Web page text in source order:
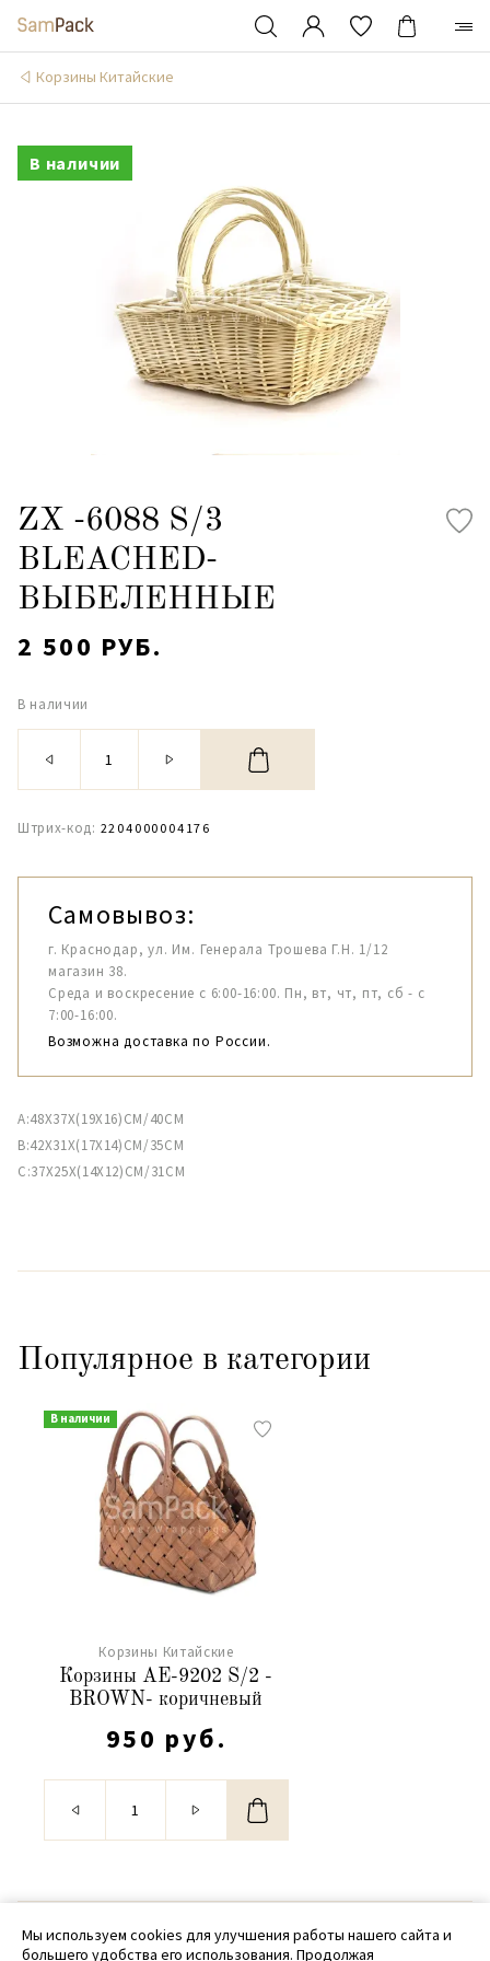
Корзины Китайские
В наличии
ZX -6088 S/3
BLEACHED-
ВЫБЕЛЕННЫЕ
2 500 РУБ.
В наличии
Штрих-код: 2204000004176
Самовывоз:
г. Краснодар, ул. Им. Генерала Трошева Г.Н. 1/12
магазин 38.
Среда и воскресение с 6:00-16:00. Пн, вт, чт, пт, сб - с
7:00-16:00.
Возможна доставка по России.
A:48X37X(19Х16)CM/40CM
B:42X31X(17Х14)CM/35CM
C:37X25X(14Х12)CM/31CМ
Популярное в категории
В наличии
Корзины Китайские
Корзины АЕ-9202 S/2 -
BROWN- коричневый
950 руб.
© 2020 - 2026 SamPack
Мы используем cookies для улучшения работы нашего сайта и
большего удобства его использования. Продолжая